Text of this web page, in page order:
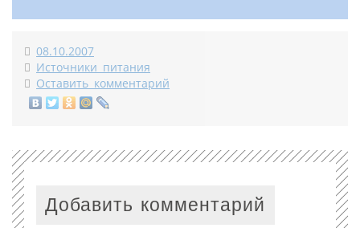
08.10.2007
Источники питания
Оставить комментарий
Добавить комментарий